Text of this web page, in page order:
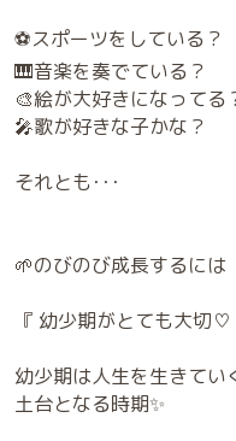
⚽️スポーツをしている？
🎹音楽を奏でている？
🎨絵が大好きになってる
🎤歌が好きな子かな？
それとも･･･
🌱のびのび成長するには
『 幼少期がとても大切♡
幼少期は人生を生きてい
土台となる時期✨